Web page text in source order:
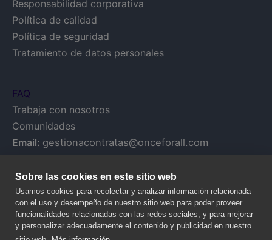
Responsabilidad corporativa
Política de calidad
Política de seguridad
Tratamiento de datos personales
FAQ
Trabaja con nosotros
Comunidades
Email: gestionacontratas@onceforall.com
Sobre las cookies en este sitio web
Usamos cookies para recolectar y analizar información relacionada
con el uso y desempeño de nuestro sitio web para poder proveer
funcionalidades relacionadas con las redes sociales, y para mejorar
y personalizar adecuadamente el contenido y publicidad en nuestro